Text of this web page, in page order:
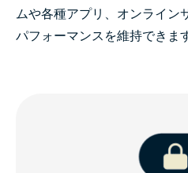
ムや各種アプリ、オンライン
パフォーマンスを維持できま